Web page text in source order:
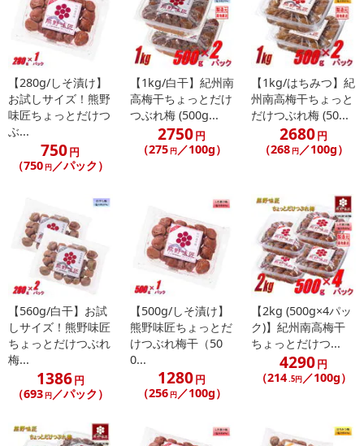
禁じます。
転売等、目的以外での利用が確認された場合は、サービス利用を停
止させていただきます。
【配送伝票番号について】
※こちらの商品については商品の発送完了後、
配送伝票番号がマイページに表示されない場合もございます。予
めご了承ください。
休業日
さい）
【280g/しそ漬け】
お試しサイズ！熊野
味匠ちょっとだけつ
ぶ...
750円
（750 円／パック）
【1kg/白干】紀州南
高梅干ちょっとだけ
つぶれ梅 (500g...
2750円
（275 円／100g）
【1kg/はちみつ】紀
州南高梅干ちょっと
だけつぶれ梅 (50...
2680円
（268 円／100g）
【560g/白干】お試
しサイズ！熊野味匠
ちょっとだけつぶれ
梅...
1386円
（693 円／パック）
【500g/しそ漬け】
熊野味匠ちょっとだ
けつぶれ梅干（50
0...
1280円
（256 円／100g）
【2kg (500g×4パッ
ク)】紀州南高梅干
ちょっとだけつ...
4290円
（214.5円／100g）